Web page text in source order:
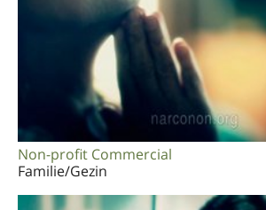
Non-profit Commercial
Familie/Gezin